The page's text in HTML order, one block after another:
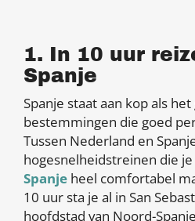
1. In 10 uur
Spanje
Spanje staat aan kop als
bestemmingen die goed
Tussen Nederland en
hogesnelheidstreinen die je
Spanje heel comfortabel
10 uur sta je al in San
hoofdstad van Noord-